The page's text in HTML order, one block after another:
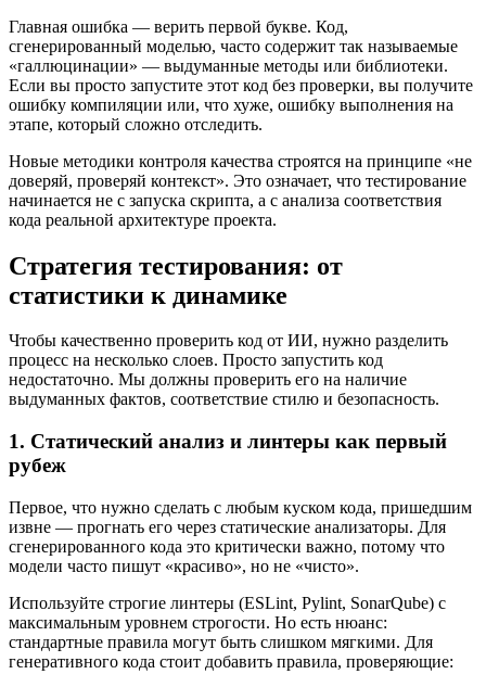
Главная ошибка — верить первой букве. Код,
сгенерированный моделью, часто содержит так называемые
«галлюцинации» — выдуманные методы или библиотеки.
Если вы просто запустите этот код без проверки, вы получите
ошибку компиляции или, что хуже, ошибку выполнения на
этапе, который сложно отследить.
Новые методики контроля качества строятся на принципе «не
доверяй, проверяй контекст». Это означает, что тестирование
начинается не с запуска скрипта, а с анализа соответствия
кода реальной архитектуре проекта.
Стратегия тестирования: от
статистики к динамике
Чтобы качественно проверить код от ИИ, нужно разделить
процесс на несколько слоев. Просто запустить код
недостаточно. Мы должны проверить его на наличие
выдуманных фактов, соответствие стилю и безопасность.
1. Статический анализ и линтеры как первый
рубеж
Первое, что нужно сделать с любым куском кода, пришедшим
извне — прогнать его через статические анализаторы. Для
сгенерированного кода это критически важно, потому что
модели часто пишут «красиво», но не «чисто».
Используйте строгие линтеры (ESLint, Pylint, SonarQube) с
максимальным уровнем строгости. Но есть нюанс:
стандартные правила могут быть слишком мягкими. Для
генеративного кода стоит добавить правила, проверяющие: